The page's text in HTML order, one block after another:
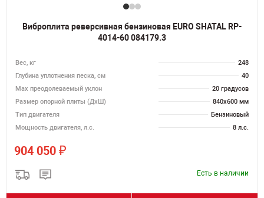
Виброплита реверсивная бензиновая EURO SHATAL RP-
4014-60 084179.3
Вес, кг
248
Глубина уплотнения песка, см
40
Max преодолеваемый уклон
20 градусов
Размер опорной плиты (ДхШ)
840х600 мм
Тип двигателя
Бензиновый
Мощность двигателя, л.с.
8 л.с.
904 050 ₽
Есть в наличии